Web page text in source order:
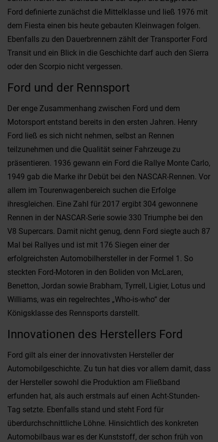
Ford definierte zunächst die Mittelklasse und ließ 1976 mit
dem Fiesta einen bis heute gebauten Kleinwagen folgen.
Ebenfalls zu den Dauerbrennern zählt der Transporter Ford
Transit und ein Blick in die Geschichte darf auch den Sierra
oder den Scorpio nicht vergessen.
Ford und der Rennsport
Der enge Zusammenhang zwischen Ford und dem
Motorsport entstand bereits in den ersten Jahren. Henry
Ford ließ es sich nicht nehmen, selbst an Rennen
teilzunehmen und die Qualität seiner Fahrzeuge zu
präsentieren. 1936 gewann ein Ford die Rallye Monte Carlo,
1949 gab die Marke ihr Debüt bei den NASCAR-Rennen. Vor
allem im Tourenwagenbereich suchen die Erfolge
ihresgleichen. Eine Zahl für 2017 ergibt 304 gewonnene
Rennen in der NASCAR-Serie sowie 330 Triumphe bei den
V8 Supercars. Damit nicht genug, denn Ford siegte auch 87
Mal bei Rallyes und ist mit 176 Siegen einer der
erfolgreichsten Automobilhersteller in der Formel 1. So
steckten Ford-Motoren in den Boliden von McLaren,
Benetton, Jordan sowie Brabham, Tyrrell, Ligier, Lotus und
Williams, was ein regelrechtes „Who-is-who“ der
Königsklasse des Rennsports darstellt.
Innovationen des Herstellers Ford
Ford gilt als einer der innovativsten Hersteller der
Automobilgeschichte. Zu tun hat dies vor allem damit, dass
der Hersteller sowohl die Produktion am Fließband
erfunden hat, als auch erstmals auf einen Acht-Stunden-
Tag setzte. Ebenfalls stand und steht Ford für
überdurchschnittliche Löhne. Hinsichtlich des konkreten
Automobilbaus war es der Kunststoff, der schon früh von